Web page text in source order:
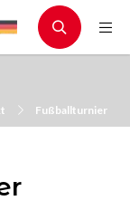
Fußballturnier